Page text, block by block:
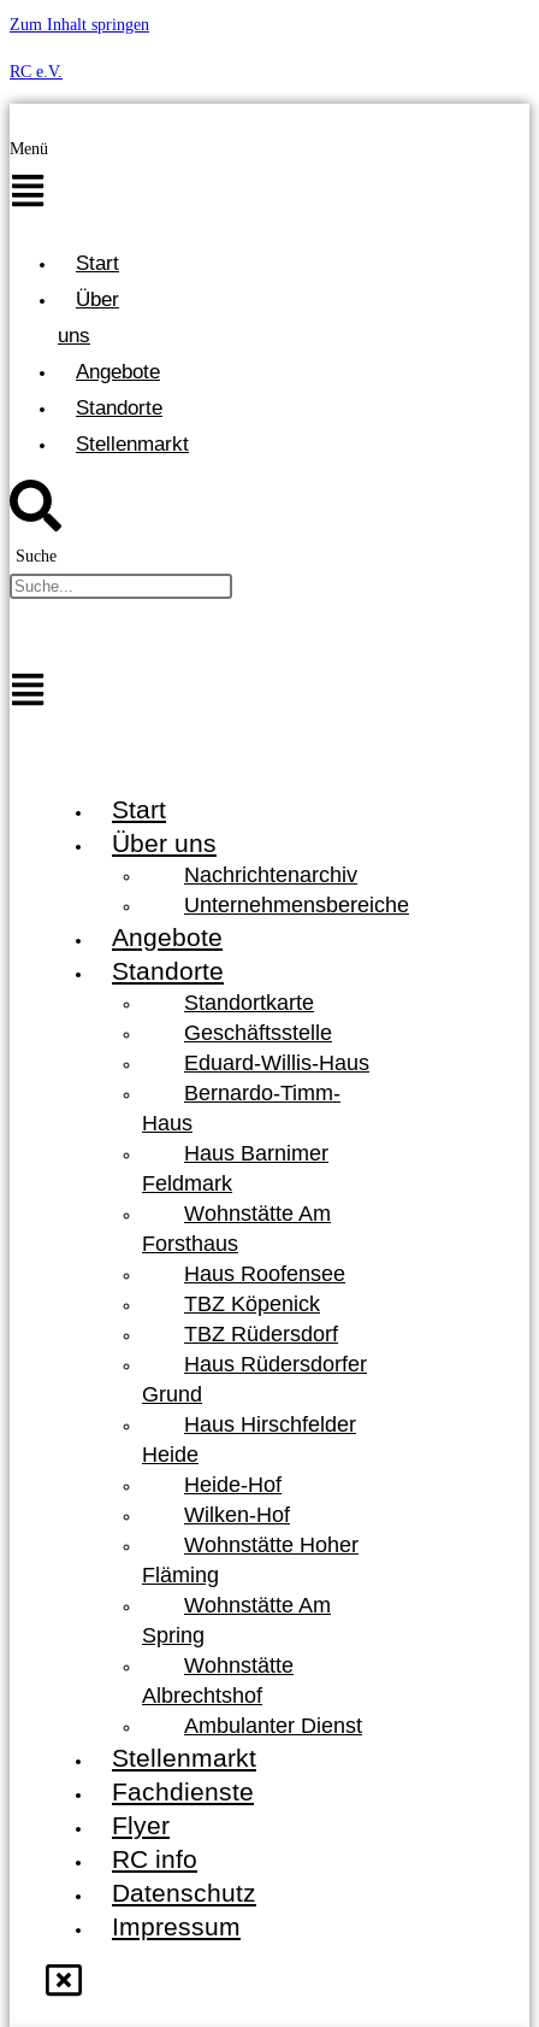
Zum Inhalt springen
RC e.V.
Menü
Start
Über
uns
Angebote
Standorte
Stellenmarkt
Suche
Start
Über uns
Nachrichtenarchiv
Unternehmensbereiche
Angebote
Standorte
Standortkarte
Geschäftsstelle
Eduard-Willis-Haus
Bernardo-Timm-
Haus
Haus Barnimer
Feldmark
Wohnstätte Am
Forsthaus
Haus Roofensee
TBZ Köpenick
TBZ Rüdersdorf
Haus Rüdersdorfer
Grund
Haus Hirschfelder
Heide
Heide-Hof
Wilken-Hof
Wohnstätte Hoher
Fläming
Wohnstätte Am
Spring
Wohnstätte
Albrechtshof
Ambulanter Dienst
Stellenmarkt
Fachdienste
Flyer
RC info
Datenschutz
Impressum